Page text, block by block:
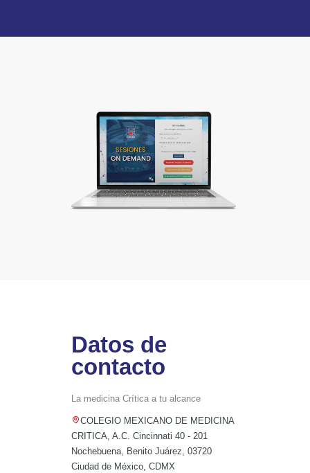
Datos de
contacto
La medicina Crítica a tu alcance
COLEGIO MEXICANO DE MEDICINA
CRITICA, A.C. Cincinnati 40 - 201
Nochebuena, Benito Juárez, 03720
Ciudad de México, CDMX